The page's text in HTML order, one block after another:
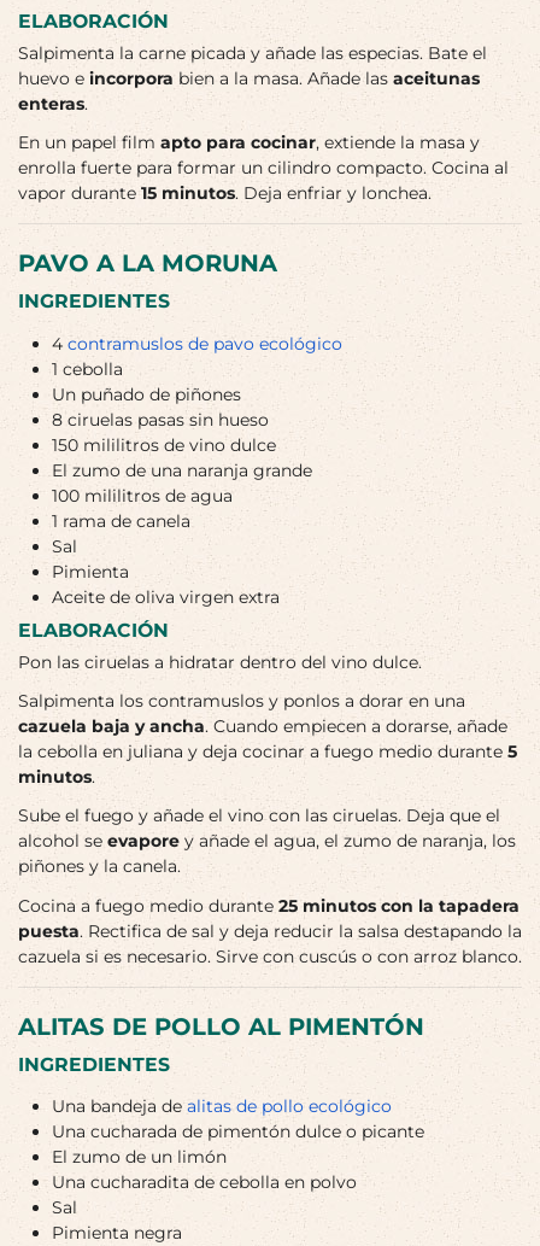
ELABORACIÓN
Salpimenta la carne picada y añade las especias. Bate el
huevo e incorpora bien a la masa. Añade las aceitunas
enteras.
En un papel film apto para cocinar, extiende la masa y
enrolla fuerte para formar un cilindro compacto. Cocina al
vapor durante 15 minutos. Deja enfriar y lonchea.
PAVO A LA MORUNA
INGREDIENTES
4 contramuslos de pavo ecológico
1 cebolla
Un puñado de piñones
8 ciruelas pasas sin hueso
150 mililitros de vino dulce
El zumo de una naranja grande
100 mililitros de agua
1 rama de canela
Sal
Pimienta
Aceite de oliva virgen extra
ELABORACIÓN
Pon las ciruelas a hidratar dentro del vino dulce.
Salpimenta los contramuslos y ponlos a dorar en una
cazuela baja y ancha. Cuando empiecen a dorarse, añade
la cebolla en juliana y deja cocinar a fuego medio durante 5
minutos.
Sube el fuego y añade el vino con las ciruelas. Deja que el
alcohol se evapore y añade el agua, el zumo de naranja, los
piñones y la canela.
Cocina a fuego medio durante 25 minutos con la tapadera
puesta. Rectifica de sal y deja reducir la salsa destapando la
cazuela si es necesario. Sirve con cuscús o con arroz blanco.
ALITAS DE POLLO AL PIMENTÓN
INGREDIENTES
Una bandeja dealitas de pollo ecológico
Una cucharada de pimentón dulce o picante
El zumo de un limón
Una cucharadita de cebolla en polvo
Sal
Pimienta negra